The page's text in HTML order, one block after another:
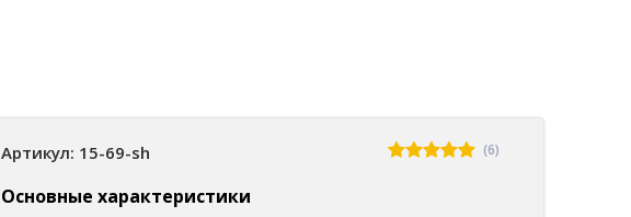
Артикул: 15-69-sh (6)
Основные характеристики